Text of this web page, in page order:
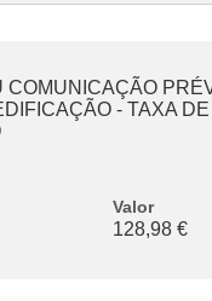
COMUNICAÇÃO
- TAXA DE
Valor
128,98 €